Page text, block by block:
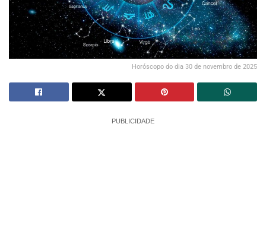
Horóscopo do dia 30 de novembro de 2025
PUBLICIDADE